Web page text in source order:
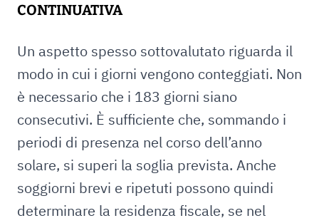
CONTINUATIVA
Un aspetto spesso sottovalutato riguarda il
modo in cui i giorni vengono conteggiati. Non
è necessario che i 183 giorni siano
consecutivi. È sufficiente che, sommando i
periodi di presenza nel corso dell’anno
solare, si superi la soglia prevista. Anche
soggiorni brevi e ripetuti possono quindi
determinare la residenza fiscale, se nel